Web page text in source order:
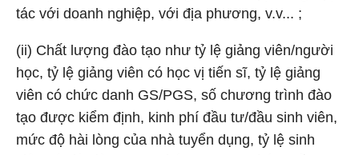
tác với doanh nghiệp, với địa phương, v.v... ;
(ii) Chất lượng đào tạo như tỷ lệ giảng viên/người
học, tỷ lệ giảng viên có học vị tiến sĩ, tỷ lệ giảng
viên có chức danh GS/PGS, số chương trình đào
tạo được kiểm định, kinh phí đầu tư/đầu sinh viên,
mức độ hài lòng của nhà tuyển dụng, tỷ lệ sinh